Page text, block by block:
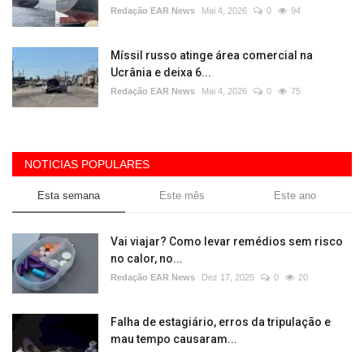
Redação EAR News Mai 4, 2026 0 94
Míssil russo atinge área comercial na
Ucrânia e deixa 6...
Redação EAR News Mai 4, 2026 0 75
NOTICIAS POPULARES
Esta semana Este mês Este ano
Vai viajar? Como levar remédios sem risco
no calor, no...
Redação EAR News Dez 17, 2025 0 20
Falha de estagiário, erros da tripulação e
mau tempo causaram...